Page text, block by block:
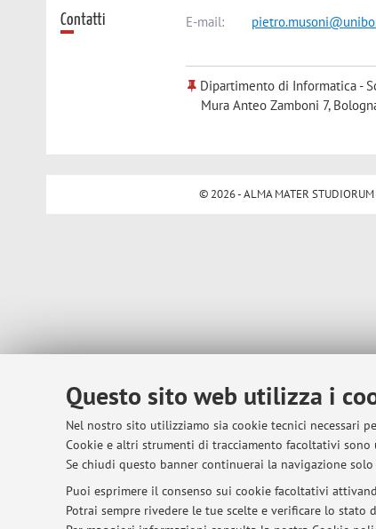
Questo sito web utilizza i
Nel nostro sito utilizziamo sia cookie tecnici necessari
Cookie e altri strumenti di tracciamento facoltativi
Se chiudi questo banner continuerai la navigazione
Puoi esprimere il consenso sui cookie facoltativi
Potrai sempre rivedere le tue scelte e verificare lo
Contatti E-mail:
Dipartimento di Informatica -
Mura Anteo Zamboni 7,
© 2026 - ALMA MATER